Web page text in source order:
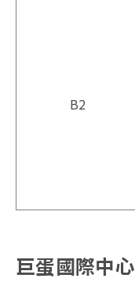
B2
巨蛋國際中心